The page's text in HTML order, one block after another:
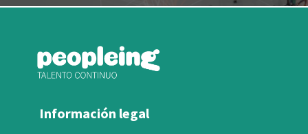
Información legal